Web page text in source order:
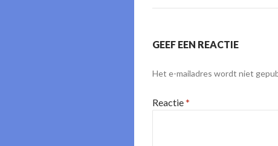
GEEF EEN REACTIE
Het e-mailadres wordt niet
Reactie*